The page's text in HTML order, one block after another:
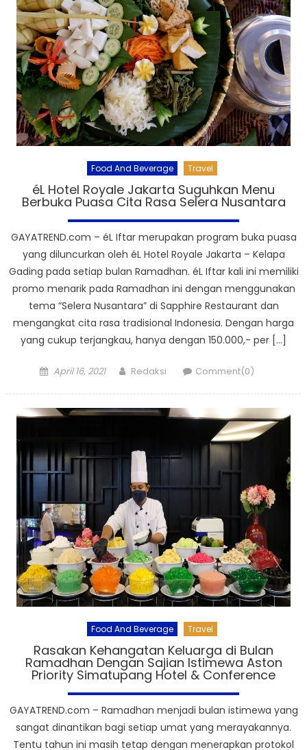
Food And Beverage Travel
éL Hotel Royale Jakarta Suguhkan Menu
Berbuka Puasa Cita Rasa Selera Nusantara
GAYATREND.com – éL Iftar merupakan program buka puasa
yang diluncurkan oleh éL Hotel Royale Jakarta – Kelapa
Gading pada setiap bulan Ramadhan. éL Iftar kali ini memiliki
promo menarik pada Ramadhan ini dengan menggunakan
tema “Selera Nusantara” di Sapphire Restaurant dan
mengangkat cita rasa tradisional Indonesia. Dengan harga
yang cukup terjangkau, hanya dengan 150.000,- per […]
Posted
April 16, 2021 Author
Redaksi Comment(0)
Food And Beverage Travel
Rasakan Kehangatan Keluarga di Bulan
Ramadhan Dengan Sajian Istimewa Aston
Priority Simatupang Hotel & Conference
GAYATREND.com – Ramadhan menjadi bulan istimewa yang
sangat dinantikan bagi setiap umat yang merayakannya.
Tentu tahun ini masih tetap dengan menerapkan protokol